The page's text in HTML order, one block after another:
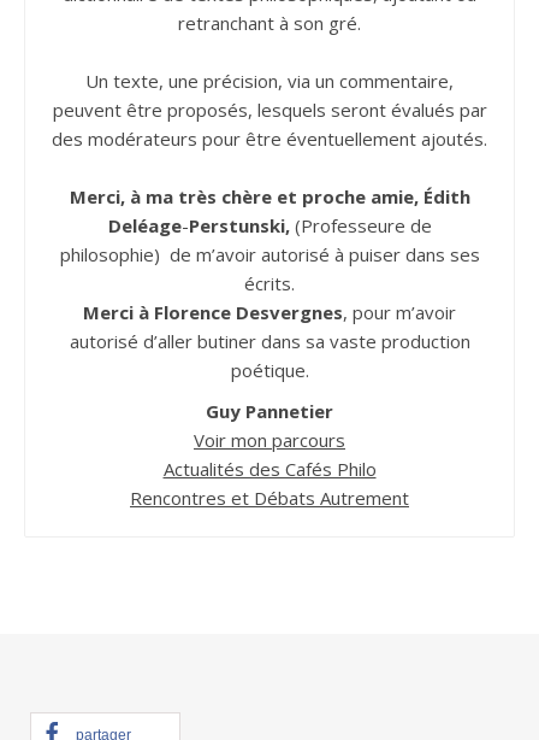
retranchant à son gré.
Un texte, une précision, via un commentaire,
peuvent être proposés, lesquels seront évalués par
des modérateurs pour être éventuellement ajoutés.
Merci, à ma très chère et proche amie, Édith
Deléage-Perstunski,(Professeure de
philosophie) de m’avoir autorisé à puiser dans ses
écrits.
Merci à Florence Desvergnes, pour m’avoir
autorisé d’aller butiner dans sa vaste production
poétique.
Guy Pannetier
Voir mon parcours
Actualités des Cafés Philo
Rencontres et Débats Autrement
partager